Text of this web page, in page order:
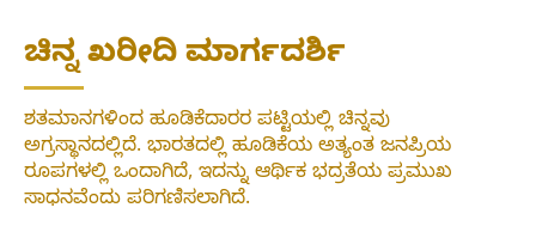
ಚಿನ್ನ ಖರೀದಿ ಮಾರ್ಗದರ್ಶಿ
ಶತಮಾನಗಳಿಂದ ಹೂಡಿಕೆದಾರರ ಪಟ್ಟಿಯಲ್ಲಿ ಚಿನ್ನವು
ಅಗ್ರಸ್ಥಾನದಲ್ಲಿದೆ. ಭಾರತದಲ್ಲಿ ಹೂಡಿಕೆಯ ಅತ್ಯಂತ ಜನಪ್ರಿಯ
ರೂಪಗಳಲ್ಲಿ ಒಂದಾಗಿದೆ, ಇದನ್ನು ಆರ್ಥಿಕ ಭದ್ರತೆಯ ಪ್ರಮುಖ
ಸಾಧನವೆಂದು ಪರಿಗಣಿಸಲಾಗಿದೆ.